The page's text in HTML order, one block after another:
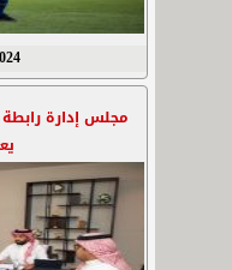
26/
مجلس إدارة رابطة